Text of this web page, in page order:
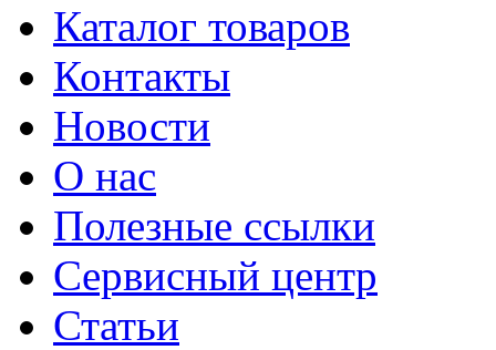
Каталог товаров
Контакты
Новости
О нас
Полезные ссылки
Сервисный центр
Статьи